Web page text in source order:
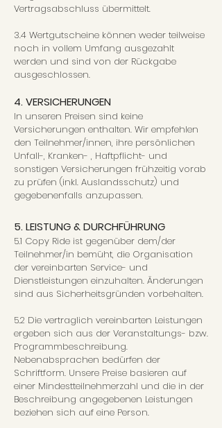
Vertragsabschluss übermittelt.
3.4 Wertgutscheine können weder teilweise
noch in vollem Umfang ausgezahlt
werden und sind von der Rückgabe
ausgeschlossen.
4. VERSICHERUNGEN
In unseren Preisen sind keine
Versicherungen enthalten. Wir empfehlen
den Teilnehmer/innen, ihre persönlichen
Unfall-, Kranken- , Haftpflicht- und
sonstigen Versicherungen frühzeitig vorab
zu prüfen (inkl. Auslandsschutz) und
gegebenenfalls anzupassen.
5. LEISTUNG & DURCHFÜHRUNG
5.1 Copy Ride ist gegenüber dem/der
Teilnehmer/in bemüht, die Organisation
der vereinbarten Service- und
Dienstleistungen einzuhalten. Änderungen
sind aus Sicherheitsgründen vorbehalten.
5.2 Die vertraglich vereinbarten Leistungen
ergeben sich aus der Veranstaltungs- bzw.
Programmbeschreibung.
Nebenabsprachen bedürfen der
Schriftform. Unsere Preise basieren auf
einer Mindestteilnehmerzahl und die in der
Beschreibung angegebenen Leistungen
beziehen sich auf eine Person.